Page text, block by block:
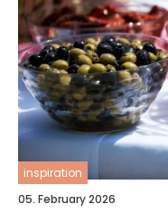
inspiration
05. February 2026